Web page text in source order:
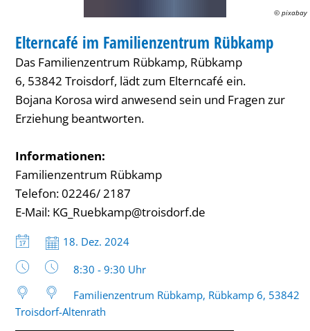
© pixabay
KATEGORIE: FAMILIENZENTRUM / KITA
Elterncafé im Familienzentrum Rübkamp
Das Familienzentrum Rübkamp, Rübkamp
6, 53842 Troisdorf, lädt zum Elterncafé ein.
Bojana Korosa wird anwesend sein und Fragen zur
Erziehung beantworten.
Informationen:
Familienzentrum Rübkamp
Telefon: 02246/ 2187
E-Mail: KG_Ruebkamp@troisdorf.de
Datum:
18. Dez. 2024
Uhrzeit:
8:30 - 9:30 Uhr
Familienzentrum Rübkamp, Rübkamp 6, 53842
Troisdorf-Altenrath